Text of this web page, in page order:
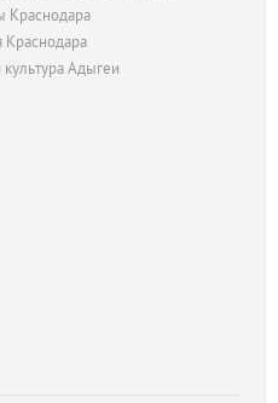
Краснодара
Краснодара
Адыгеи